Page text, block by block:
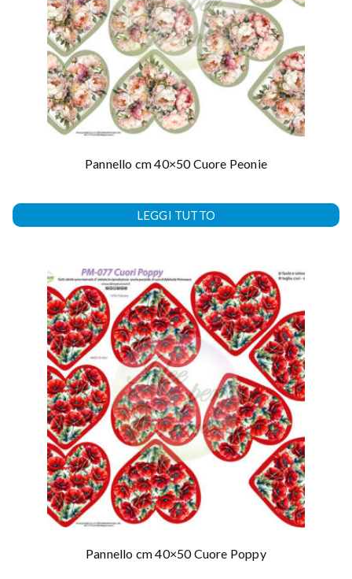
Pannello cm 40×50 Cuore Peonie
LEGGI TUTTO
Pannello cm 40×50 Cuore Poppy